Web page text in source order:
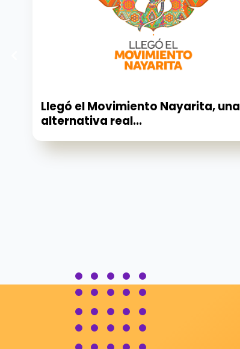
Llegó el Movimiento Nayarita, una
alternativa real...